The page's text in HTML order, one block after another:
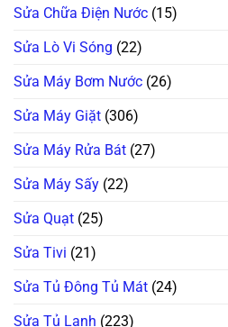
Sửa Chữa Điện Nước (15)
Sửa Lò Vi Sóng (22)
Sửa Máy Bơm Nước (26)
Sửa Máy Giặt (306)
Sửa Máy Rửa Bát (27)
Sửa Máy Sấy (22)
Sửa Quạt (25)
Sửa Tivi (21)
Sửa Tủ Đông Tủ Mát (24)
Sửa Tủ Lạnh (223)